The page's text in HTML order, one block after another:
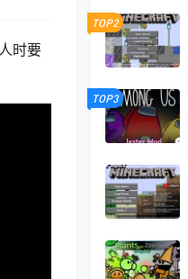
时要
TOP2
TOP3